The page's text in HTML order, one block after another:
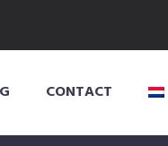
CONTACT